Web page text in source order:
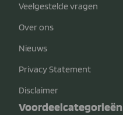
Veelgestelde vragen
Over ons
Nieuws
Privacy Statement
Disclaimer
Voordeelcategorieën